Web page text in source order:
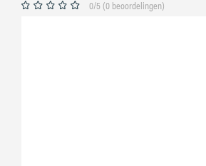
0/5 (0 beoordelingen)